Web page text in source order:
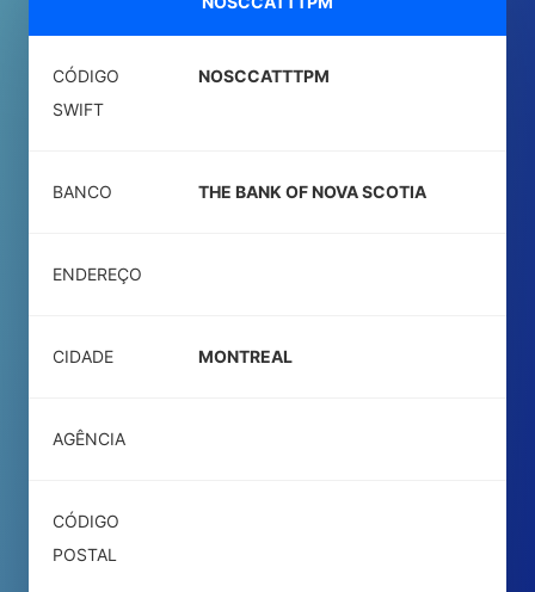
CÓDIGO
SWIFT
NOSCCATTTPM
BANCO THE BANK OF NOVA SCOTIA
ENDEREÇO
CIDADE MONTREAL
AGÊNCIA
CÓDIGO
POSTAL